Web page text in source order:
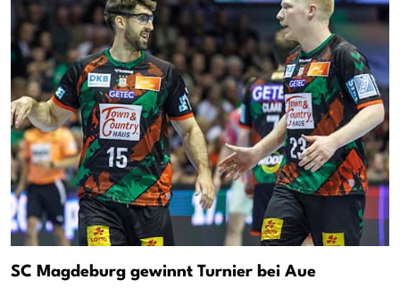
SC Magdeburg gewinnt Turnier bei Aue